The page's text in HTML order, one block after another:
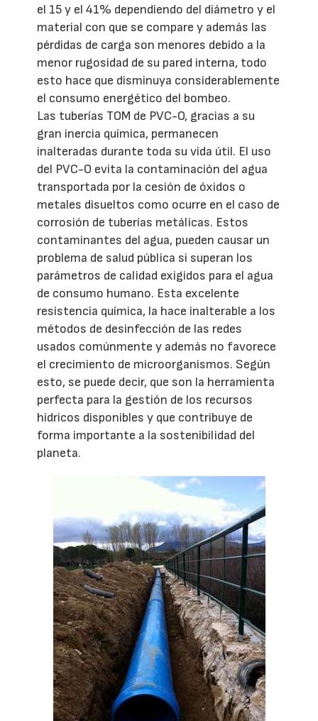
el 15 y el 41% dependiendo del diámetro y el
material con que se compare y además las
pérdidas de carga son menores debido a la
menor rugosidad de su pared interna, todo
esto hace que disminuya considerablemente
el consumo energético del bombeo.
Las tuberías TOM de PVC-O, gracias a su
gran inercia química, permanecen
inalteradas durante toda su vida útil. El uso
del PVC-O evita la contaminación del agua
transportada por la cesión de óxidos o
metales disueltos como ocurre en el caso de
corrosión de tuberías metálicas. Estos
contaminantes del agua, pueden causar un
problema de salud pública si superan los
parámetros de calidad exigidos para el agua
de consumo humano. Esta excelente
resistencia química, la hace inalterable a los
métodos de desinfección de las redes
usados comúnmente y además no favorece
el crecimiento de microorganismos. Según
esto, se puede decir, que son la herramienta
perfecta para la gestión de los recursos
hídricos disponibles y que contribuye de
forma importante a la sostenibilidad del
planeta.